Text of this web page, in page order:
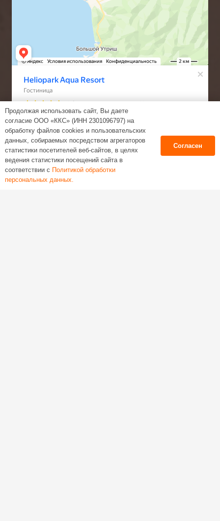
Продолжая использовать сайт, Вы даете
согласие ООО «ККС» (ИНН 2301096797) на
обработку файлов cookies и пользовательских
данных, собираемых посредством агрегаторов
статистики посетителей веб-сайтов, в целях
ведения статистики посещений сайта в
соответствии с Политикой обработки
персональных данных.
Согласен